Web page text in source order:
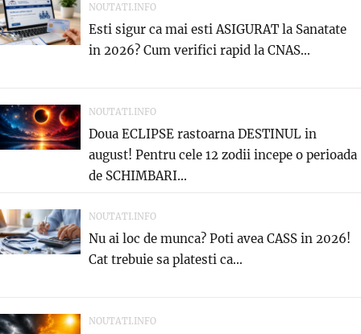
NOUTATI.INFO
Esti sigur ca mai esti ASIGURAT la Sanatate
in 2026? Cum verifici rapid la CNAS...
NOUTATI.INFO
Doua ECLIPSE rastoarna DESTINUL in
august! Pentru cele 12 zodii incepe o perioada
de SCHIMBARI...
NOUTATI.INFO
Nu ai loc de munca? Poti avea CASS in 2026!
Cat trebuie sa platesti ca...
NOUTATI.INFO